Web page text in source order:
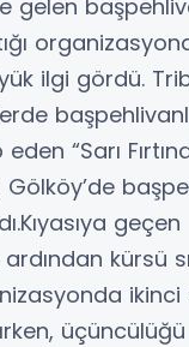
gelen
ilgi gördü.
“Sarı
geçen
kürsü
ikinci